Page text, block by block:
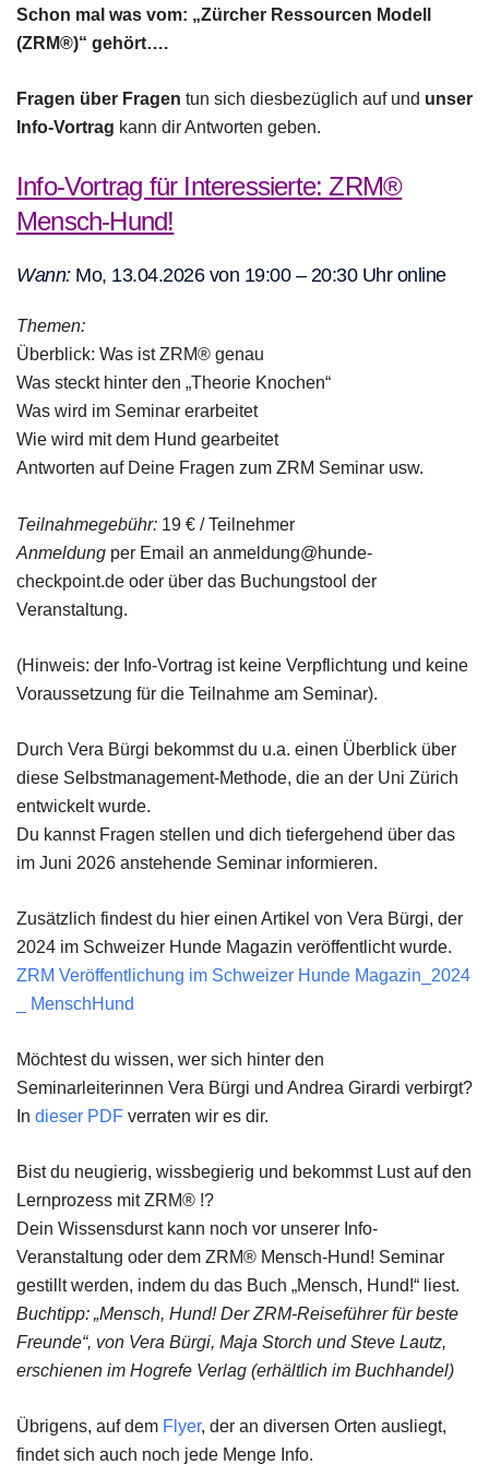
Schon mal was vom: „Zürcher Ressourcen Modell
(ZRM®)“ gehört….
Fragen über Fragen tun sich diesbezüglich auf und unser
Info-Vortrag kann dir Antworten geben.
Info-Vortrag für Interessierte: ZRM®
Mensch-Hund!
Wann:Mo, 13.04.2026 von 19:00 – 20:30 Uhr online
Themen:
Überblick: Was ist ZRM® genau
Was steckt hinter den „Theorie Knochen“
Was wird im Seminar erarbeitet
Wie wird mit dem Hund gearbeitet
Antworten auf Deine Fragen zum ZRM Seminar usw.
Teilnahmegebühr: 19 € / Teilnehmer
Anmeldung per Email an anmeldung@hunde-
checkpoint.de oder über das Buchungstool der
Veranstaltung.
(Hinweis: der Info-Vortrag ist keine Verpflichtung und keine
Voraussetzung für die Teilnahme am Seminar).
Durch Vera Bürgi bekommst du u.a. einen Überblick über
diese Selbstmanagement-Methode, die an der Uni Zürich
entwickelt wurde.
Du kannst Fragen stellen und dich tiefergehend über das
im Juni 2026 anstehende Seminar informieren.
Zusätzlich findest du hier einen Artikel von Vera Bürgi, der
2024 im Schweizer Hunde Magazin veröffentlicht wurde.
ZRM Veröffentlichung im Schweizer Hunde Magazin_2024
_ MenschHund
Möchtest du wissen, wer sich hinter den
Seminarleiterinnen Vera Bürgi und Andrea Girardi verbirgt?
In dieser PDF verraten wir es dir.
Bist du neugierig, wissbegierig und bekommst Lust auf den
Lernprozess mit ZRM® !?
Dein Wissensdurst kann noch vor unserer Info-
Veranstaltung oder dem ZRM® Mensch-Hund! Seminar
gestillt werden, indem du das Buch „Mensch, Hund!“ liest.
Buchtipp: „Mensch, Hund! Der ZRM-Reiseführer für beste
Freunde“, von Vera Bürgi, Maja Storch und Steve Lautz,
erschienen im Hogrefe Verlag (erhältlich im Buchhandel)
Übrigens, auf dem Flyer, der an diversen Orten ausliegt,
findet sich auch noch jede Menge Info.